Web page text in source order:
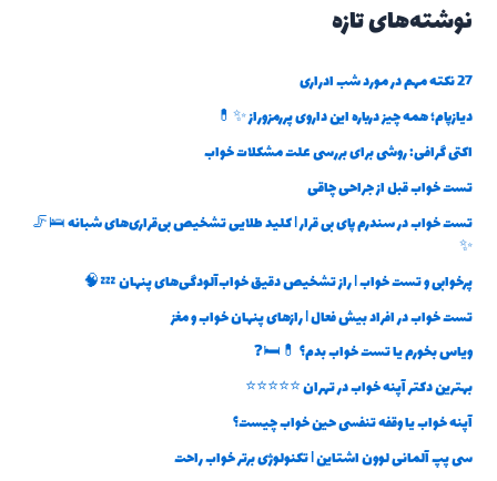
نوشته‌های تازه
27 نکته مهم در مورد شب ادراری
دیازپام؛ همه چیز درباره این داروی پررمزوراز ✨💊
اکتی گرافی: روشی برای بررسی علت مشکلات خواب
تست خواب قبل از جراحی چاقی
تست خواب در سندرم پای بی قرار | کلید طلایی تشخیص بی‌قراری‌های شبانه 🛌🦵
✨
پرخوابی و تست خواب | راز تشخیص دقیق خواب‌آلودگی‌های پنهان 💤🧠
تست خواب در افراد بیش فعال | رازهای پنهان خواب و مغز
ویاس بخورم یا تست خواب بدم؟ 💊🛏️❓
بهترین دکتر آپنه خواب در تهران ⭐⭐⭐⭐⭐
آپنه خواب یا وقفه تنفسی حین خواب چیست؟
سی پپ آلمانی لوون اشتاین | تکنولوژی برتر خواب راحت